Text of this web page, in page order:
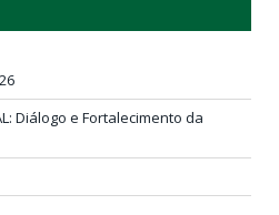
Diálogo e Fortalecimento da